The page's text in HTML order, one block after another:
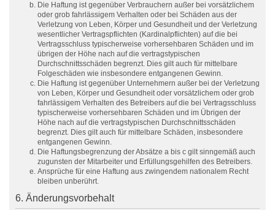
Die Haftung ist gegenüber Verbrauchern außer bei vorsätzlichem
oder grob fahrlässigem Verhalten oder bei Schäden aus der
Verletzung von Leben, Körper und Gesundheit und der Verletzung
wesentlicher Vertragspflichten (Kardinalpflichten) auf die bei
Vertragsschluss typischerweise vorhersehbaren Schäden und im
übrigen der Höhe nach auf die vertragstypischen
Durchschnittsschäden begrenzt. Dies gilt auch für mittelbare
Folgeschäden wie insbesondere entgangenen Gewinn.
Die Haftung ist gegenüber Unternehmern außer bei der Verletzung
von Leben, Körper und Gesundheit oder vorsätzlichem oder grob
fahrlässigem Verhalten des Betreibers auf die bei Vertragsschluss
typischerweise vorhersehbaren Schäden und im Übrigen der
Höhe nach auf die vertragstypischen Durchschnittsschäden
begrenzt. Dies gilt auch für mittelbare Schäden, insbesondere
entgangenen Gewinn.
Die Haftungsbegrenzung der Absätze a bis c gilt sinngemäß auch
zugunsten der Mitarbeiter und Erfüllungsgehilfen des Betreibers.
Ansprüche für eine Haftung aus zwingendem nationalem Recht
bleiben unberührt.
6. Änderungsvorbehalt